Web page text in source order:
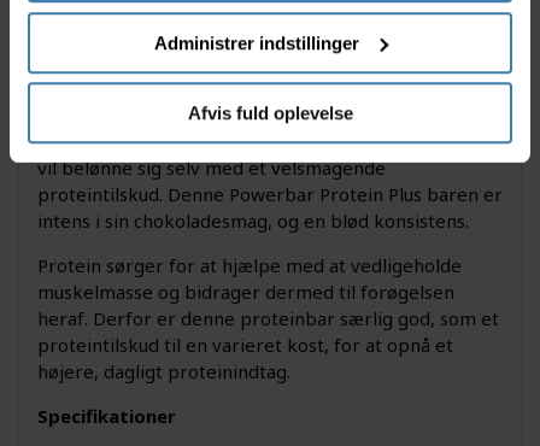
Administrer indstillinger
Afvis fuld oplevelse
Holdbarhed
Denne Chokoladeovertrukne proteinbar fra
Powerbar, henvender sig til sportsfolket, som virkelig
vil belønne sig selv med et velsmagende
proteintilskud. Denne Powerbar Protein Plus baren er
intens i sin chokoladesmag, og en blød konsistens.
Protein sørger for at hjælpe med at vedligeholde
muskelmasse og bidrager dermed til forøgelsen
heraf. Derfor er denne proteinbar særlig god, som et
proteintilskud til en varieret kost, for at opnå et
højere, dagligt proteinindtag.
Specifikationer